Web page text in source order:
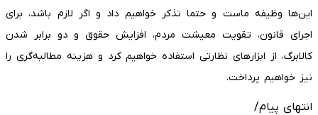
این‌ها وظیفه ماست و حتما تذکر خواهیم داد و اگر لازم باشد، برای
اجرای قانون، تقویت معیشت مردم، افزایش حقوق و دو برابر شدن
کالابرگ، از ابزارهای نظارتی استفاده خواهیم کرد و هزینه مطالبه‌گری را
نیز خواهیم پرداخت.
انتهای پیام/